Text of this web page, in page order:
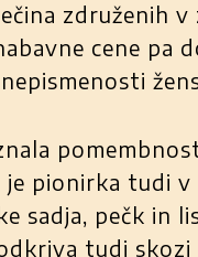
združenih
cene pa
je pionirka tudi
sadja, pečk in
tudi skozi